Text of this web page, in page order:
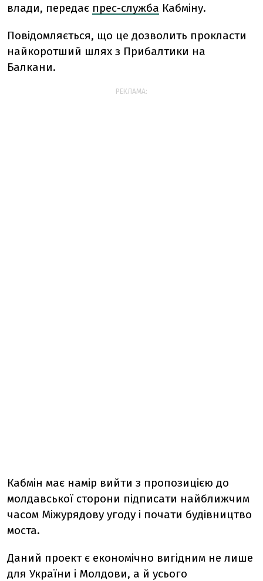
влади, передає прес-служба Кабміну.
Повідомляється, що це дозволить прокласти
найкоротший шлях з Прибалтики на
Балкани.
РЕКЛАМА:
Кабмін має намір вийти з пропозицією до
молдавської сторони підписати найближчим
часом Міжурядову угоду і почати будівництво
моста.
Даний проект є економічно вигідним не лише
для України і Молдови, а й усього